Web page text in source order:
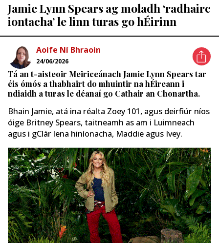
Jamie Lynn Spears ag moladh ‘radhairc
iontacha’ le linn turas go hÉirinn
Aoife Ní Bhraoin
24/06/2026
Tá an t-aisteoir Meiriceánach Jamie Lynn Spears tar
éis ómós a thabhairt do mhuintir na hÉireann i
ndiaidh a turas le déanaí go Cathair an Chonartha.
Bhain Jamie, atá ina réalta Zoey 101, agus deirfiúr níos
óige Britney Spears, taitneamh as am i Luimneach
agus i gClár lena hiníonacha, Maddie agus Ivey.